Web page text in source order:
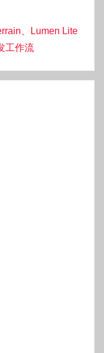
、Lumen Lite
工作流